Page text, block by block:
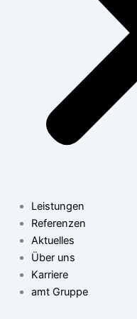
Leistungen
Referenzen
Aktuelles
Über uns
Karriere
amt Gruppe